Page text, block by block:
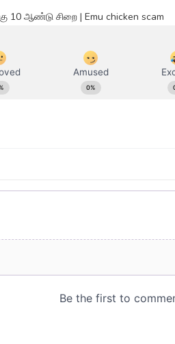
10 ஆண்டு சிறை | Emu chicken scam